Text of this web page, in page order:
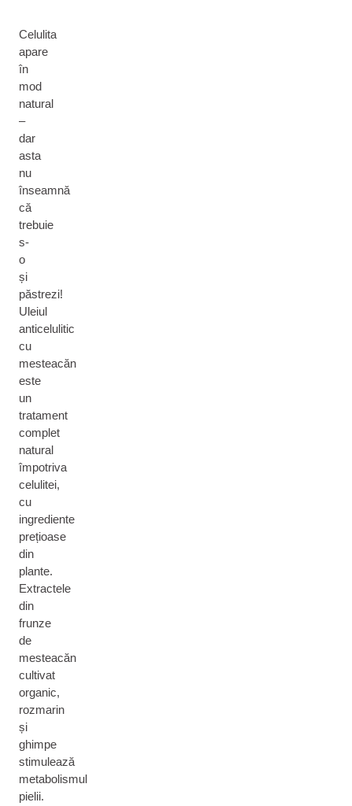
Celulita
apare
în
mod
natural
–
dar
asta
nu
înseamnă
că
trebuie
s-
o
și
păstrezi!
Uleiul
anticelulitic
cu
mesteacăn
este
un
tratament
complet
natural
împotriva
celulitei,
cu
ingrediente
prețioase
din
plante.
Extractele
din
frunze
de
mesteacăn
cultivat
organic,
rozmarin
și
ghimpe
stimulează
metabolismul
pielii.